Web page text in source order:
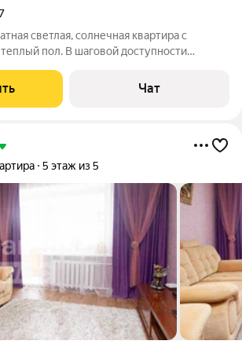
светлая, солнечная квартира с
пол. В шаговой доступности
и автобусные остановки, парк
Чат
5 этаж из 5